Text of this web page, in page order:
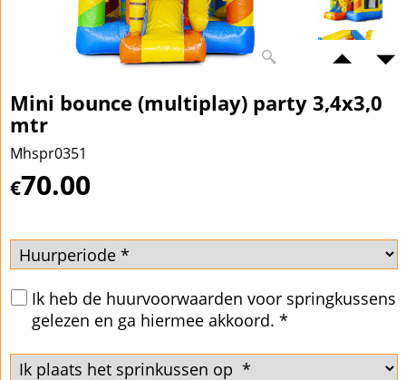
Mini bounce (multiplay) party 3,4x3,0
mtr
Mhspr0351
€70.00
Ik heb de huurvoorwaarden voor springkussens
gelezen en ga hiermee akkoord. *